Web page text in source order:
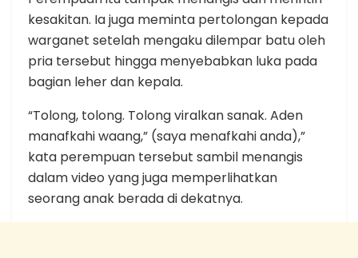
kesakitan. Ia juga meminta pertolongan kepada
warganet setelah mengaku dilempar batu oleh
pria tersebut hingga menyebabkan luka pada
bagian leher dan kepala.
“Tolong, tolong. Tolong viralkan sanak. Aden
manafkahi waang,” (saya menafkahi anda),”
kata perempuan tersebut sambil menangis
dalam video yang juga memperlihatkan
seorang anak berada di dekatnya.